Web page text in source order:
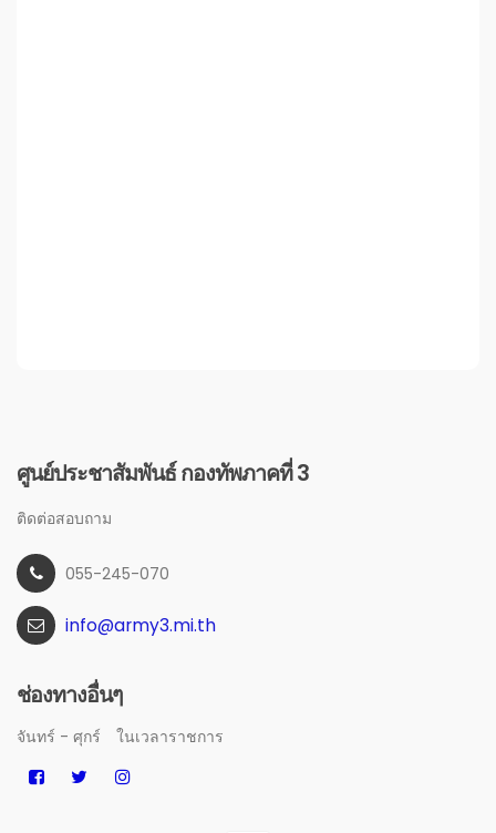
ศูนย์ประชาสัมพันธ์ กองทัพภาคที่ 3
ติดต่อสอบถาม
055-245-070
info@army3.mi.th
ช่องทางอื่นๆ
จันทร์ - ศุกร์ ในเวลาราชการ